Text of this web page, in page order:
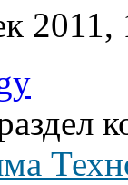
2011,